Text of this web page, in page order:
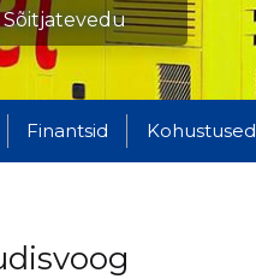
Finantsid Kohustused